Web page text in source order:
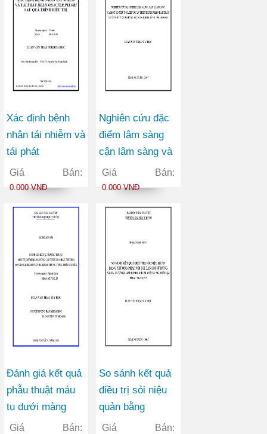
Xác định bệnh
nhân tái nhiễm và
tái phát
Helicobacter
Pylori sau quá
Giá Bán:
0.000 VNĐ
Nghiên cứu đặc
điểm lâm sàng
cận lâm sàng và
một số yếu tố
liên quan trên
tháo đường typ 2
Giang
Giá Bán:
0.000 VNĐ
Đánh giá kết quả
phẫu thuật máu
tụ dưới màng
cứng cấp tính do
Giá Bán:
So sánh kết quả
điều trị sỏi niệu
quản bằng
phương pháp nội
Giá Bán: